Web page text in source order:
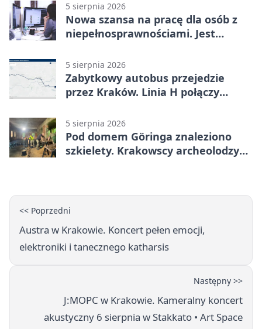
5 sierpnia 2026
Nowa szansa na pracę dla osób z
niepełnosprawnościami. Jest
5 sierpnia 2026
Zabytkowy autobus przejedzie
przez Kraków. Linia H połączy
5 sierpnia 2026
Pod domem Göringa znaleziono
szkielety. Krakowscy archeolodzy
<< Poprzedni
Austra w Krakowie. Koncert pełen emocji,
elektroniki i tanecznego katharsis
Następny >>
J:МОРС w Krakowie. Kameralny koncert
akustyczny 6 sierpnia w Stakkato • Art Space